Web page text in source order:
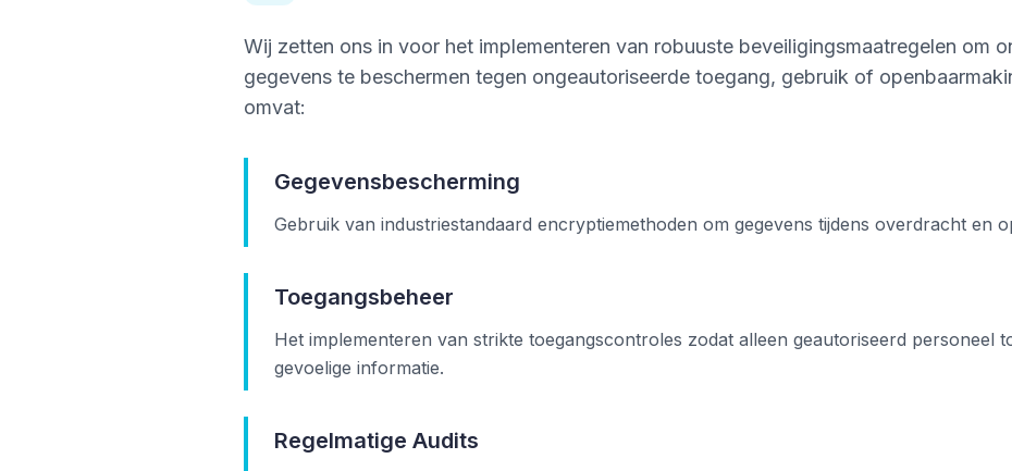
Wij zetten ons in voor het implementeren van robuuste beveiligingsmaatregelen om
gegevens te beschermen tegen ongeautoriseerde toegang, gebruik of
omvat:
Gegevensbescherming
Gebruik van industriestandaard encryptiemethoden om gegevens tijdens overdracht en
Toegangsbeheer
Het implementeren van strikte toegangscontroles zodat alleen geautoriseerd personeel
gevoelige informatie.
Regelmatige Audits